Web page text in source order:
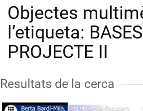
Objectes
l’etiqueta:
PROJECTE II
Resultats de la cerca